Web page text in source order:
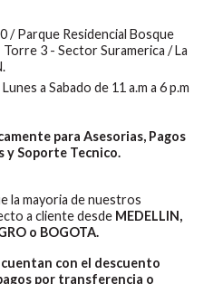
/ Parque Residencial Bosque
3 - Sector Suramerica / La
a Sabado de 11 a.m a 6 p.m
para Asesorias, Pagos
y Soporte Tecnico.
la mayoria de nuestros
a cliente desde MEDELLIN,
o BOGOTA.
con el descuento
por transferencia o